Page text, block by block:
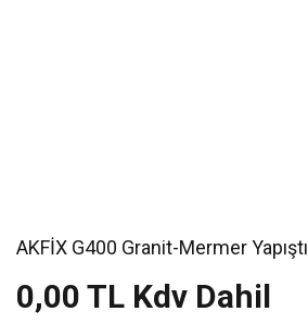
AKFİX G400 Granit-Mermer
0,00 TL Kdv Dahil